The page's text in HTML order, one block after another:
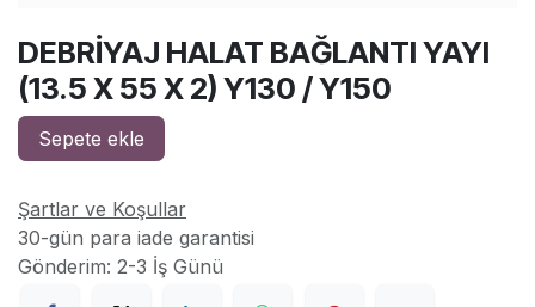
DEBRİYAJ HALAT BAĞLANTI YAYI
(13.5 X 55 X 2) Y130 / Y150
Sepete ekle
Şartlar ve Koşullar
30-gün para iade garantisi
Gönderim: 2-3 İş Günü